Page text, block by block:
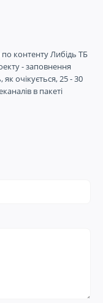
контенту Либідь ТБ
- заповнення
очікується, 25 - 30
в пакеті